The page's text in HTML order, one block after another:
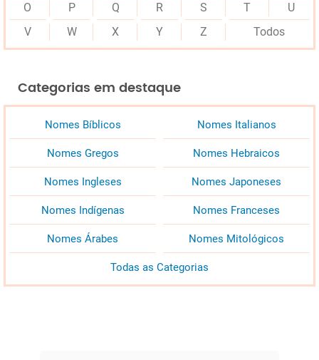
O
P Q R S T
U
V
W X Y Z Todos
Categorias em destaque
Nomes Bíblicos Nomes Italianos
Nomes Gregos Nomes Hebraicos
Nomes Ingleses Nomes Japoneses
Nomes Indígenas Nomes Franceses
Nomes Árabes Nomes Mitológicos
Todas as Categorias